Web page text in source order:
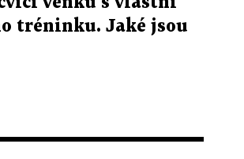
tréninku. Jaké jsou